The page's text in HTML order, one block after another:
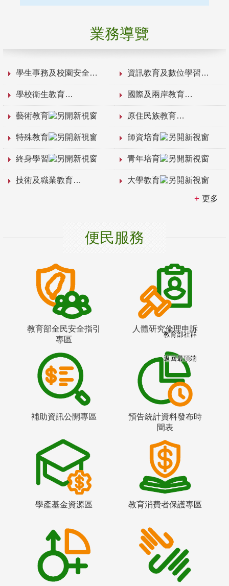
業務導覽
學生事務及校園安全 資訊教育及數位學習
學校衛生教育 國際及兩岸教育
藝術教育 原住民族教育
特殊教育 師資培育
終身學習 青年培育
技術及職業教育 大學教育
更多
便民服務
教育部全民安全指引
專區
人體研究倫理申訴
補助資訊公開專區
預告統計資料發布時
間表
學產基金資源區 教育消費者保護專區
教育部社群
返回最頂端